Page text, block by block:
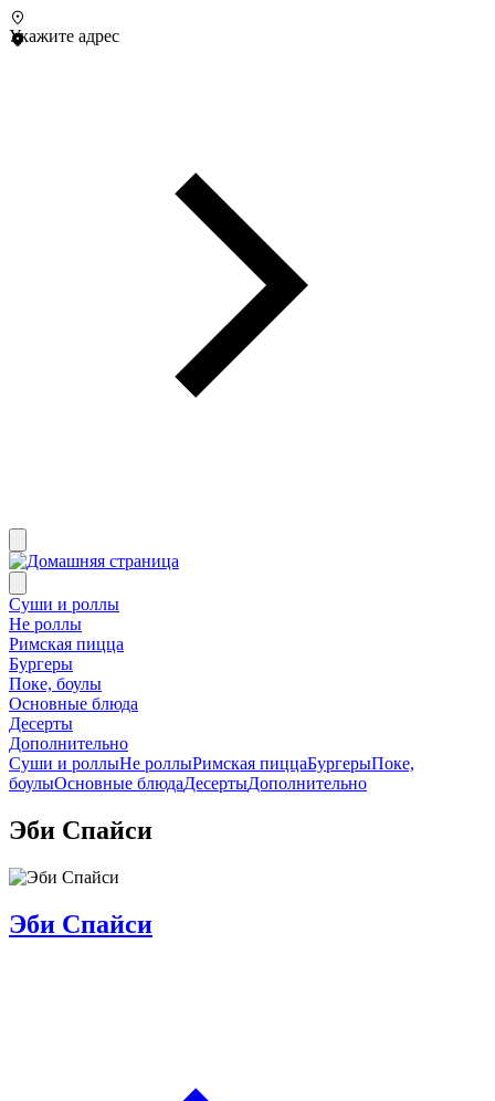
Укажите адрес
Суши и роллы
Не роллы
Римская пицца
Бургеры
Поке, боулы
Основные блюда
Десерты
Дополнительно
Суши и роллыНе роллыРимская пиццаБургерыПоке,
боулыОсновные блюдаДесертыДополнительно
Эби Спайси
Эби Спайси